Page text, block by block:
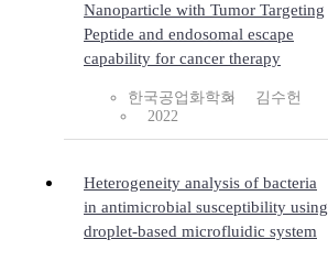
Nanoparticle with Tumor Targeting
Peptide and endosomal escape
capability for cancer therapy
한국공업화학회
김수헌
2022
Heterogeneity analysis of bacteria
in antimicrobial susceptibility using
droplet-based microfluidic system